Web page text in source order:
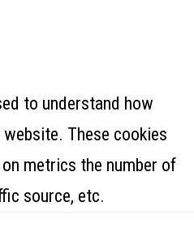
to understand how
These cookies
metrics the number of
source, etc.